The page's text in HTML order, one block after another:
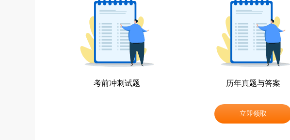
考前冲刺试题 历年真题与答案
立即领取